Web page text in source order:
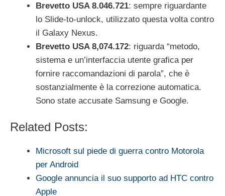
Brevetto USA 8.046.721: sempre riguardante
lo Slide-to-unlock, utilizzato questa volta contro
il Galaxy Nexus.
Brevetto USA 8,074.172: riguarda “metodo,
sistema e un’interfaccia utente grafica per
fornire raccomandazioni di parola”, che è
sostanzialmente è la correzione automatica.
Sono state accusate Samsung e Google.
Related Posts:
Microsoft sul piede di guerra contro Motorola
per Android
Google annuncia il suo supporto ad HTC contro
Apple